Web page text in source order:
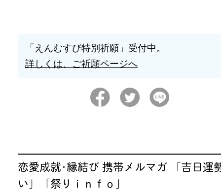
「えんむすび特別祈願」受付中。
詳しくは、ご祈願ページへ
恋愛成就･縁結び 携帯メルマガ 「吉日運
い」「祭りｉｎｆｏ」